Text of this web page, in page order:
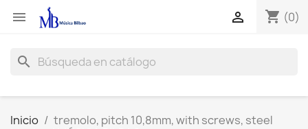
 shopping_cart (0)

search
Inicio
tremolo, pitch 10,8mm, with screws, steel